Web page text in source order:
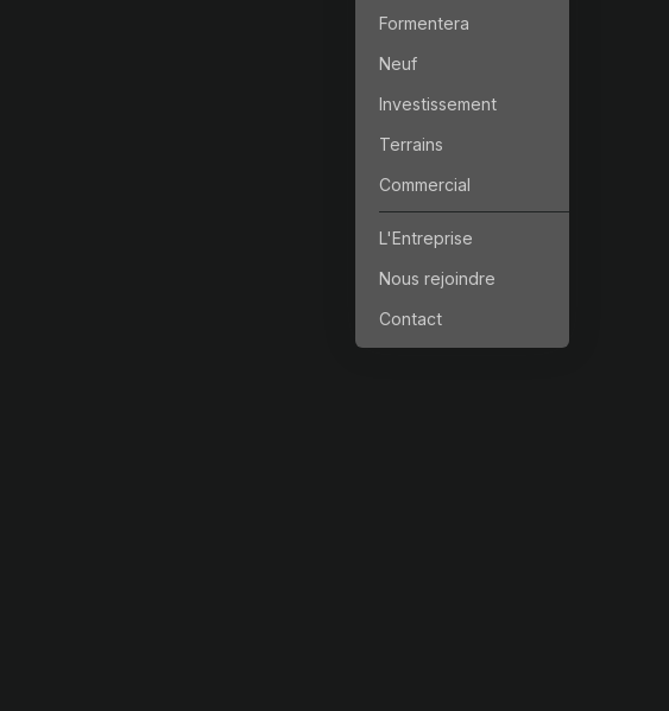
Formentera
Neuf
Investissement
Terrains
Commercial
L'Entreprise
Nous rejoindre
Contact